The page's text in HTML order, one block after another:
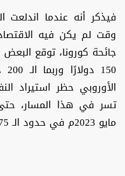
فيذكر أنه عندما اندلعت
وقت لم يكن فيه
جائحة كورونا، توقع
الأوروبي حظر استيراد
تسر في هذا المسار،
مايو 2023م في حدود الـ 75 دولارا.